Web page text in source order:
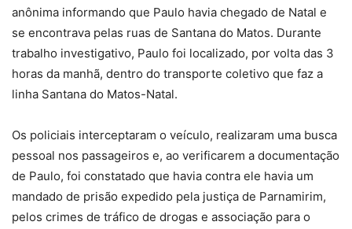
anônima informando que Paulo havia chegado de Natal e
se encontrava pelas ruas de Santana do Matos. Durante
trabalho investigativo, Paulo foi localizado, por volta das 3
horas da manhã, dentro do transporte coletivo que faz a
linha Santana do Matos-Natal.
Os policiais interceptaram o veículo, realizaram uma busca
pessoal nos passageiros e, ao verificarem a documentação
de Paulo, foi constatado que havia contra ele havia um
mandado de prisão expedido pela justiça de Parnamirim,
pelos crimes de tráfico de drogas e associação para o